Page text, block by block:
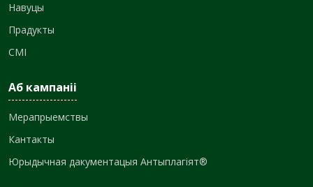
Навуцы
Прадукты
СМІ
Аб кампаніі
Мерапрыемствы
Кантакты
Юрыдычная дакументацыя Антыплагіят®